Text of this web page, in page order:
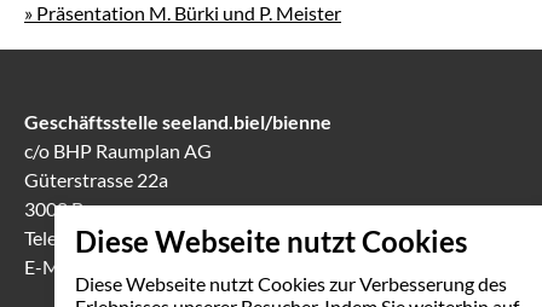
Diese Webseite nutzt Cookies
Diese Webseite nutzt Cookies zur Verbesserung des
» Präsentation M. Bürki und P. Meister
Geschäftsstelle seeland.biel/bienne
c/o BHP Raumplan AG
Güterstrasse 22a
3008 Bern
Telefon031 388 60 60
E-Mail